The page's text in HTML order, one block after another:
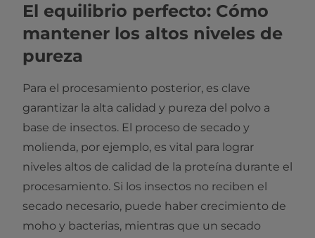
El equilibrio perfecto: Cómo
mantener los altos niveles de
pureza
Para el procesamiento posterior, es clave
garantizar la alta calidad y pureza del polvo a
base de insectos. El proceso de secado y
molienda, por ejemplo, es vital para lograr
niveles altos de calidad de la proteína durante el
procesamiento. Si los insectos no reciben el
secado necesario, puede haber crecimiento de
moho y bacterias, mientras que un secado